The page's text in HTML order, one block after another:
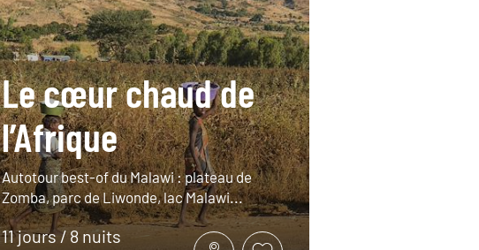
Le cœur chaud de
l’Afrique
Autotour best-of du Malawi : plateau de
Zomba, parc de Liwonde, lac Malawi...
11 jours / 8 nuits